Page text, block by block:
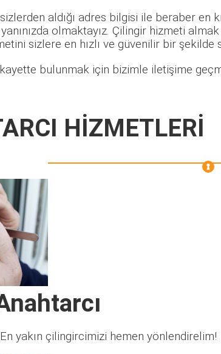
aldığı adres bilgisi ile beraber en
olmaktayız. Çilingir hizmeti
sizlere en hızlı ve güvenilir bir şekilde
bulunmak için bizimle iletişime
HİZMETLERİ
yakın çilingircimizi hemen yönlendirelim!